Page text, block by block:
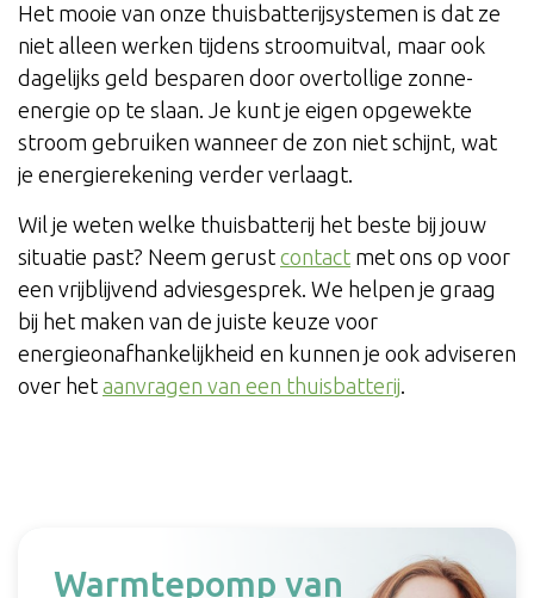
Het mooie van onze thuisbatterijsystemen is dat ze
niet alleen werken tijdens stroomuitval, maar ook
dagelijks geld besparen door overtollige zonne-
energie op te slaan. Je kunt je eigen opgewekte
stroom gebruiken wanneer de zon niet schijnt, wat
je energierekening verder verlaagt.
Wil je weten welke thuisbatterij het beste bij jouw
situatie past? Neem gerust contact met ons op voor
een vrijblijvend adviesgesprek. We helpen je graag
bij het maken van de juiste keuze voor
energieonafhankelijkheid en kunnen je ook adviseren
over het aanvragen van een thuisbatterij.
Warmtepomp van